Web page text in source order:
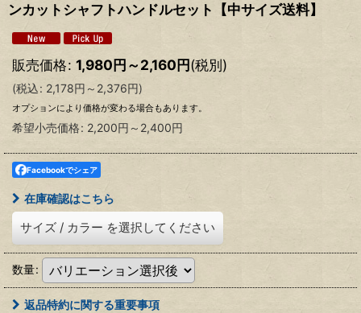
ンカットシャフトハンドルセット【中サイズ送料】
販売価格: 1,980円～2,160円(税別)
(税込: 2,178円 ～2,376円)
オプションにより価格が変わる場合もあります。
希望小売価格: 2,200円 ～2,400円
Facebookでシェア
在庫確認はこちら
サイズ / カラー を選択してください
数量:
返品特約に関する重要事項